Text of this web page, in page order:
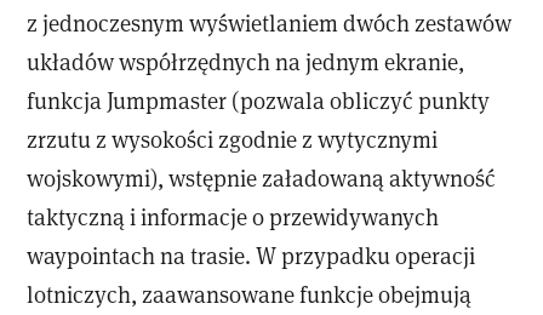
z jednoczesnym wyświetlaniem dwóch zestawów
układów współrzędnych na jednym ekranie,
funkcja Jumpmaster (pozwala obliczyć punkty
zrzutu z wysokości zgodnie z wytycznymi
wojskowymi), wstępnie załadowaną aktywność
taktyczną i informacje o przewidywanych
waypointach na trasie. W przypadku operacji
lotniczych, zaawansowane funkcje obejmują